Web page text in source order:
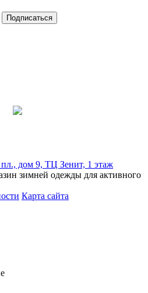
дом 9, ТЦ Зенит, 1 этаж
зимней одежды для активного
Карта сайта